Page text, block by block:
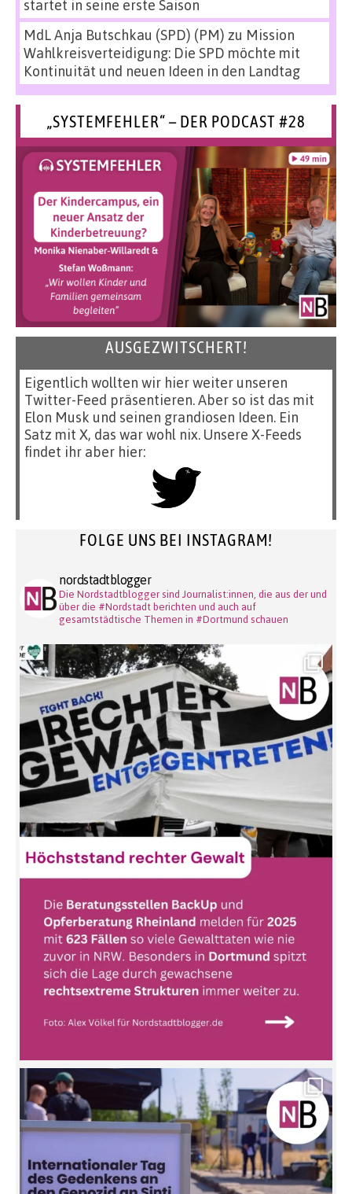
startet in seine erste Saison
MdL Anja Butschkau (SPD) (PM) zu Mission
Wahlkreisverteidigung: Die SPD möchte mit
Kontinuität und neuen Ideen in den Landtag
„SYSTEMFEHLER“ – DER PODCAST #28
AUSGEZWITSCHERT!
Eigentlich wollten wir hier weiter unseren
Twitter-Feed präsentieren. Aber so ist das mit
Elon Musk und seinen grandiosen Ideen. Ein
Satz mit X, das war wohl nix. Unsere X-Feeds
findet ihr aber hier:
FOLGE UNS BEI INSTAGRAM!
nordstadtblogger
Die Nordstadtblogger sind Journalist:innen, die aus der und
über die #Nordstadt berichten und auch auf
gesamtstädtische Themen in #Dortmund schauen